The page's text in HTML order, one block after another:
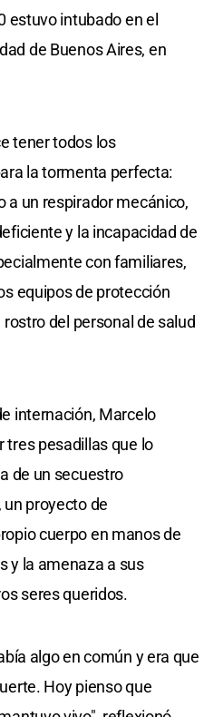
estuvo intubado en el
de Buenos Aires, en
tener todos los
la tormenta perfecta:
a un respirador mecánico,
y la incapacidad de
con familiares,
equipos de protección
del personal de salud
internación, Marcelo
tres pesadillas que lo
de un secuestro
proyecto de
cuerpo en manos de
y la amenaza a sus
seres queridos.
algo en común y era que
Hoy pienso que